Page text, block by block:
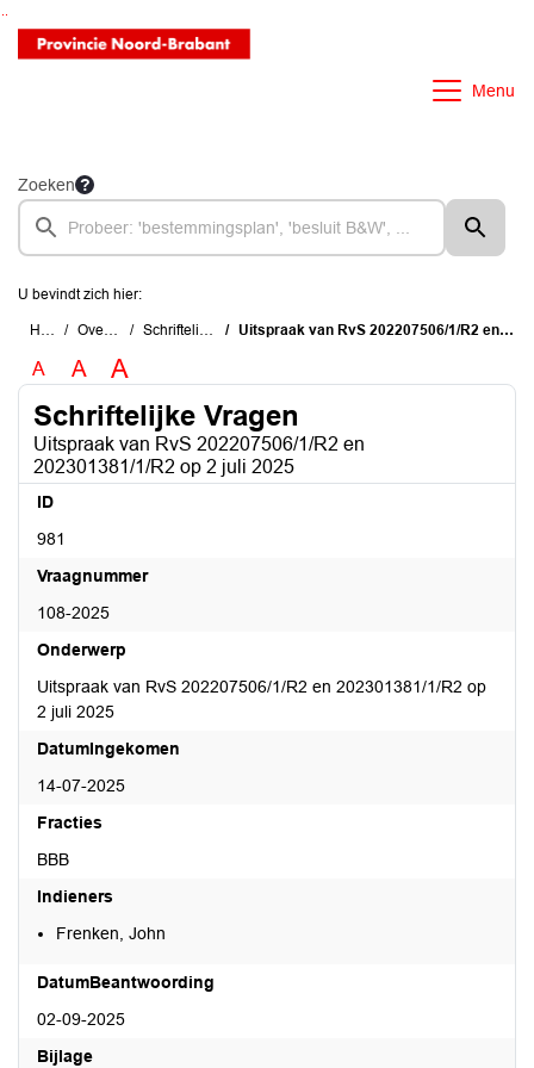
Ga naar de inhoud van deze pagina
Ga naar het zoeken
Ga naar het menu
Menu
Zoeken
U bevindt zich hier:
Home Overzichten Schriftelijke Vragen Uitspraak van RvS 202207506/1/R2 en 202301381/1/R2 op 2 juli 2025
A A A
Schriftelijke Vragen
Uitspraak van RvS 202207506/1/R2 en
202301381/1/R2 op 2 juli 2025
ID
981
Vraagnummer
108-2025
Onderwerp
Uitspraak van RvS 202207506/1/R2 en 202301381/1/R2 op
2 juli 2025
DatumIngekomen
14-07-2025
Fracties
BBB
Indieners
Frenken, John
DatumBeantwoording
02-09-2025
Bijlage